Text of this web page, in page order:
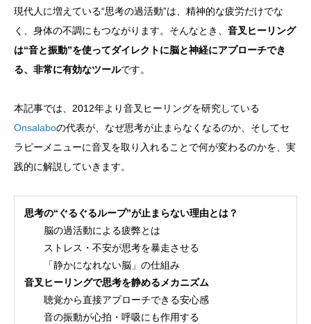
現代人に増えている“思考の過活動”は、精神的な疲労だけでな
く、身体の不調にもつながります。そんなとき、 音叉ヒーリング
は“音と振動”を使ってダイレクトに脳と神経にアプローチでき
る、非常に有効なツールです。
本記事では、2012年より音叉ヒーリングを研究している
Onsalaboの代表が、なぜ思考が止まらなくなるのか、そしてセ
ラピーメニューに音叉を取り入れることで何が変わるのかを、実
践的に解説していきます。
思考の“ぐるぐるループ”が止まらない理由とは？
脳の過活動による疲弊とは
ストレス・不安が思考を暴走させる
「静かになれない脳」の仕組み
音叉ヒーリングで思考を静めるメカニズム
聴覚から直接アプローチできる安心感
音の振動が心拍・呼吸にも作用する